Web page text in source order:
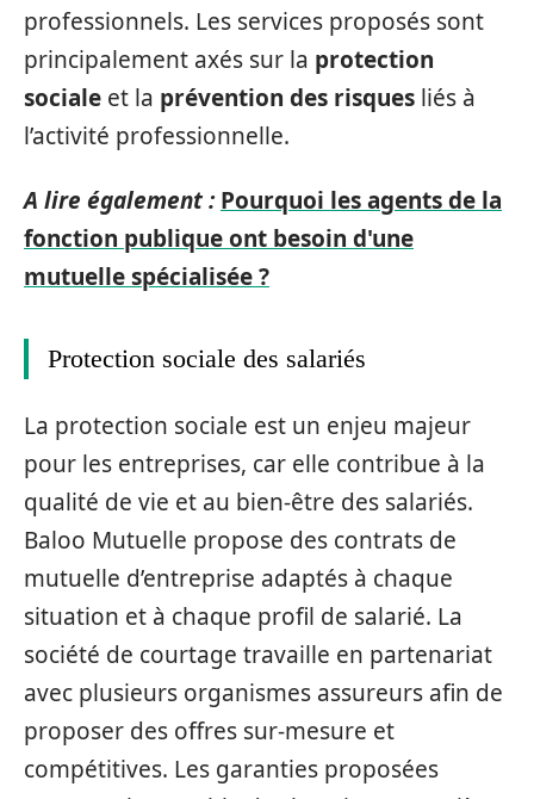
professionnels. Les services proposés sont
principalement axés sur la protection
sociale et la prévention des risques liés à
l’activité professionnelle.
A lire également : Pourquoi les agents de la
fonction publique ont besoin d'une
mutuelle spécialisée ?
Protection sociale des salariés
La protection sociale est un enjeu majeur
pour les entreprises, car elle contribue à la
qualité de vie et au bien-être des salariés.
Baloo Mutuelle propose des contrats de
mutuelle d’entreprise adaptés à chaque
situation et à chaque profil de salarié. La
société de courtage travaille en partenariat
avec plusieurs organismes assureurs afin de
proposer des offres sur-mesure et
compétitives. Les garanties proposées